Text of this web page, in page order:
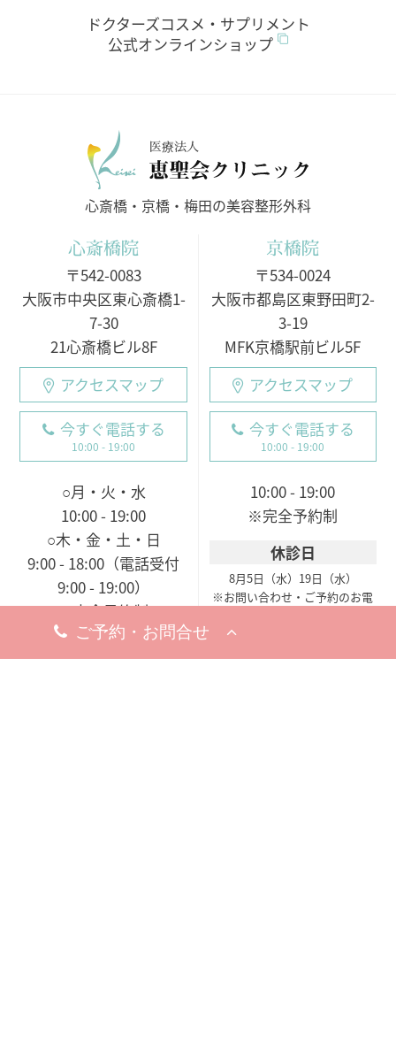
ドクターズコスメ・サプリメント
公式オンラインショップ
医療法人
心斎橋・京橋・梅田の美容整形外科
心斎橋院
〒542-0083
大阪市中央区東心斎橋1-
7-30
21心斎橋ビル8F
アクセスマップ
今すぐ電話する
10:00 - 19:00
○月・火・水
10:00 - 19:00
○木・金・土・日
9:00 - 18:00（電話受付
9:00 - 19:00）
※完全予約制
休診日
京橋院
〒534-0024
大阪市都島区東野田町2-
3-19
MFK京橋駅前ビル5F
アクセスマップ
今すぐ電話する
10:00 - 19:00
10:00 - 19:00
※完全予約制
休診日
8月5日（水） 19日（水）
※お問い合わせ・ご予約のお電